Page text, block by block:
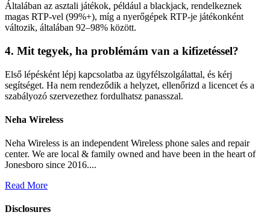
Általában az asztali játékok, például a blackjack, rendelkeznek
magas RTP-vel (99%+), míg a nyerőgépek RTP-je játékonként
változik, általában 92–98% között.
4. Mit tegyek, ha problémám van a kifizetéssel?
Első lépésként lépj kapcsolatba az ügyfélszolgálattal, és kérj
segítséget. Ha nem rendeződik a helyzet, ellenőrizd a licencet és a
szabályozó szervezethez fordulhatsz panasszal.
Neha Wireless
Neha Wireless is an independent Wireless phone sales and repair
center. We are local & family owned and have been in the heart of
Jonesboro since 2016....
Read More
Disclosures